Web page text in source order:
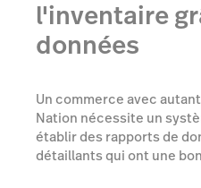
l'inventaire
données
Un commerce avec
Nation nécessite un
établir des rapports de
détaillants qui ont une